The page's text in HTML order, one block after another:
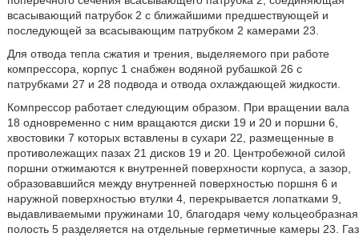
всасывающий патрубок 2 с ближайшими предшествующей и
последующей за всасывающим патрубком 2 камерами 23.
Для отвода тепла сжатия и трения, выделяемого при работе
компрессора, корпус 1 снабжен водяной рубашкой 26 с
патрубками 27 и 28 подвода и отвода охлаждающей жидкости.
Компрессор работает следующим образом. При вращении вала
18 одновременно с ним вращаются диски 19 и 20 и поршни 6,
хвостовики 7 которых вставлены в сухари 22, размещенные в
противолежащих пазах 21 дисков 19 и 20. Центробежной силой
поршни отжимаются к внутренней поверхности корпуса, а зазор,
образовавшийся между внутренней поверхностью поршня 6 и
наружной поверхностью втулки 4, перекрывается лопатками 9,
выдавливаемыми пружинами 10, благодаря чему кольцеобразная
полость 5 разделяется на отдельные герметичные камеры 23. Газ